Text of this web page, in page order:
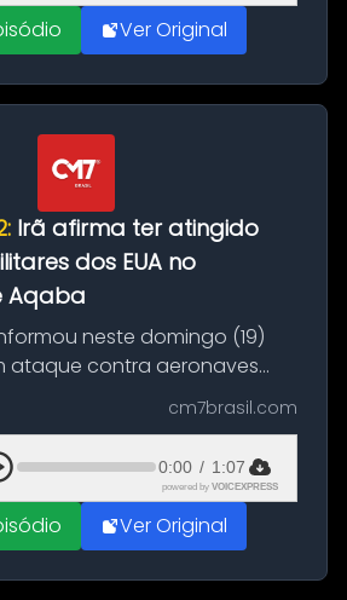
Ver Original
Irã afirma ter atingido
dos EUA no
Aqaba
neste domingo (19)
ataque contra aeronaves
Unidos estacionadas no
na Jordânia, durante a
Nasr 2. A...
cm7brasil.com
0:00 / 1:07
powered by VOICEXPRESS
Ver Original